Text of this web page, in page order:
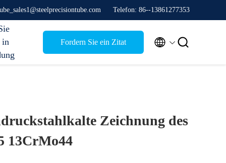
Telefon: 86--13861277353
in
Fordern Sie ein Zitat  
Zeichnung des
13CrMo44